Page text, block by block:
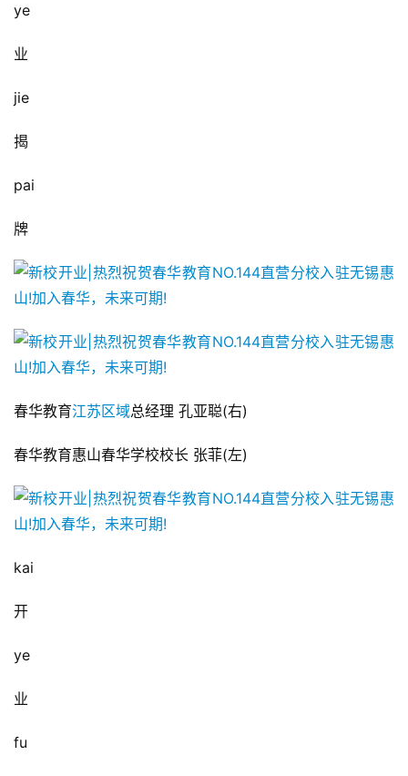
ye
业
jie
揭
pai
牌
春华教育江苏区域总经理 孔亚聪(右)
春华教育惠山春华学校校长 张菲(左)
kai
开
ye
业
fu